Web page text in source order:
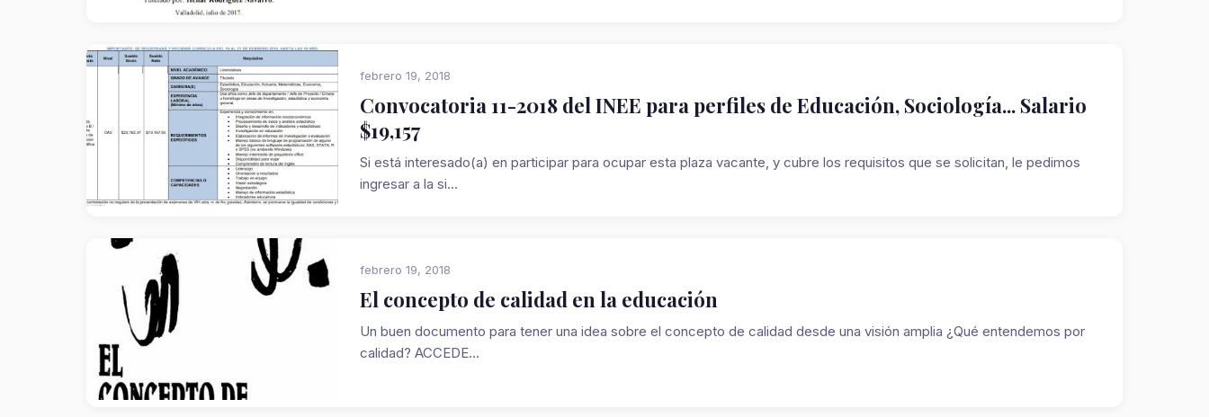
febrero 19, 2018
Convocatoria 11-2018 del INEE para perfiles de Educación, Sociología... Salario
$19,157
Si está interesado(a) en participar para ocupar esta plaza vacante, y cubre los requisitos que se solicitan, le pedimos
ingresar a la si...
febrero 19, 2018
El concepto de calidad en la educación
Un buen documento para tener una idea sobre el concepto de calidad desde una visión amplia ¿Qué entendemos por
calidad? ACCEDE...